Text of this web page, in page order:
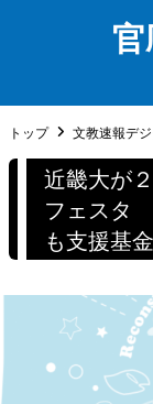
トップ 文教速報デ
近畿大が
フェスタ
も支援基